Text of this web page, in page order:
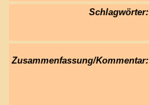
Schlagwörter:
Zusammenfassung/Kommentar: